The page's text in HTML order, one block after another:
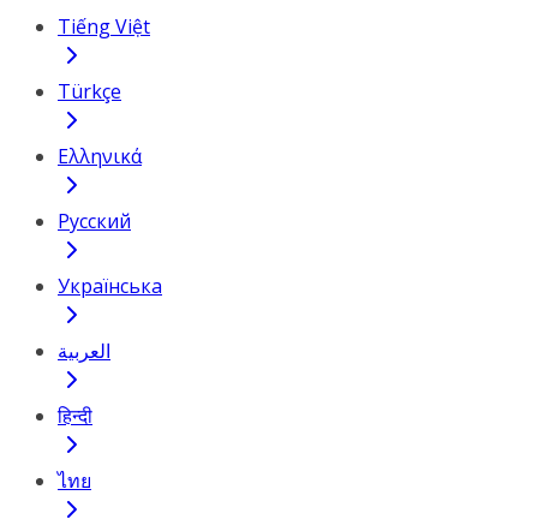
Tiếng Việt
Türkçe
Ελληνικά
Русский
Українська
العربية
हिन्दी
ไทย